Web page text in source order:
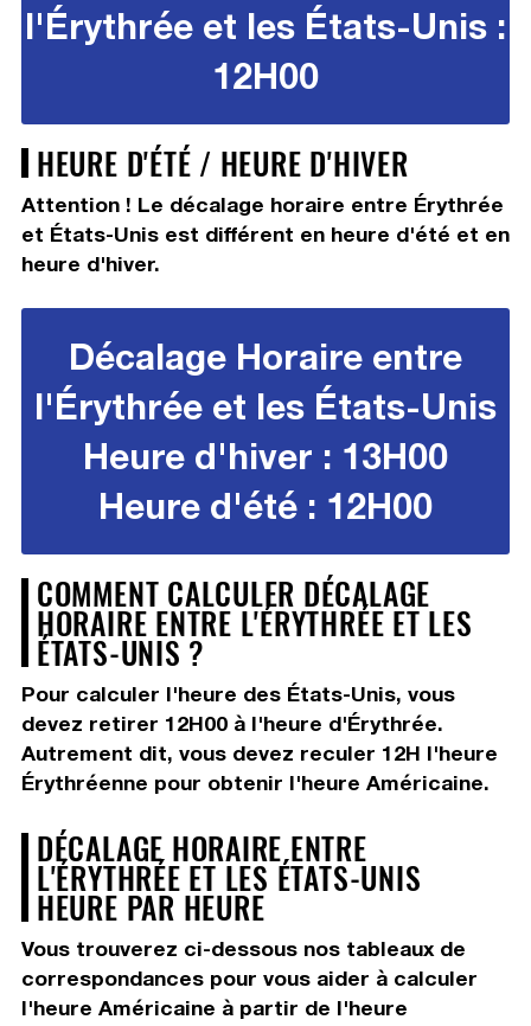
l'Érythrée et les États-Unis :
12H00
HEURE D'ÉTÉ / HEURE D'HIVER
Attention ! Le décalage horaire entre Érythrée
et États-Unis est différent en heure d'été et en
heure d'hiver.
Décalage Horaire entre
l'Érythrée et les États-Unis
Heure d'hiver : 13H00
Heure d'été : 12H00
COMMENT CALCULER DÉCALAGE
HORAIRE ENTRE L'ÉRYTHRÉE ET LES
ÉTATS-UNIS ?
Pour calculer l'heure des États-Unis, vous
devez retirer 12H00à l'heure d'Érythrée.
Autrement dit, vous devez reculer 12H l'heure
Érythréenne pour obtenir l'heure Américaine.
DÉCALAGE HORAIRE ENTRE
L'ÉRYTHRÉE ET LES ÉTATS-UNIS
HEURE PAR HEURE
Vous trouverez ci-dessous nos tableaux de
correspondances pour vous aider à calculer
l'heure Américaine à partir de l'heure